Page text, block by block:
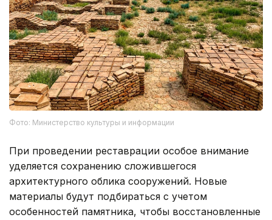
Фото: Министерство культуры и информации
При проведении реставрации особое внимание
уделяется сохранению сложившегося
архитектурного облика сооружений. Новые
материалы будут подбираться с учетом
особенностей памятника, чтобы восстановленные